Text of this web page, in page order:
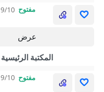
9/10 مفتوح
عرض
المكتبة الرئيسية
9/10 مفتوح